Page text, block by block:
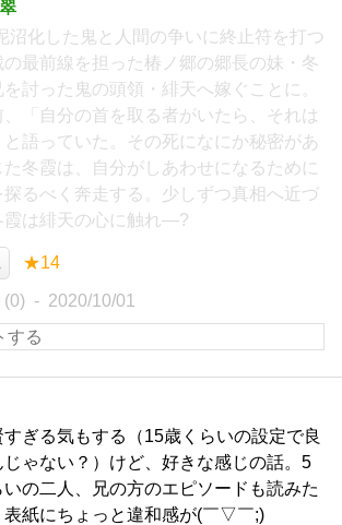
沼化した鬼と人間の争いに終止符を打つ
の最前線を担った椿ノ郷の郷長の妹・冬
を討った鬼の頭領・緋天へ嫁ぐことに。
、「自分の首を取る者がいたら、それは
と語っていた。その死になにか秘密があ
た冬霞は、自分がしあわせになるために
探るべく奔走する。少しずつ真相へ近づ
霞は緋天の心に触れ―?
★14
(0) 2020/10/01
ぎる気もする（15歳くらいの設定で良
じゃない？）けど、好きな感じの話。5
の二人、兄の方のエピソードも読みた
表紙にちょっと違和感が(￣▽￣;)